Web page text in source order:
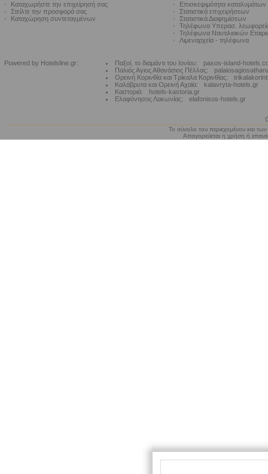
Καταχωρήστε την επιχείρησή σας
Στείλτε την προσφορά σας
Καταχώρηση συντεταγμένων
Επισκεψιμότητα καταλυμάτων
Στατιστικά επιχειρήσεων
Στατιστικά Διαφημίσεων
Τηλέφωνα Υπερασ.
Τηλέφωνα Ναυτιλιακών
Λιμεναρχεία - τηλέφωνα
Powered by Hotelsline.gr: Παξοί, το διαμάντι του Ιονίου:
paxos-island-
Παλιός Αγιος Αθανάσιος Πέλλας:
Ορεινή Κορινθία και Τρίκαλα Κορινθίας:
Καλάβρυτα και Ορεινή Αχαϊα:
kalavryta-hotels.gr
Καστοριά:
hotels-kastoria.gr
Ελαφόνησος Λακωνίας:
elafonisos-hotels.gr
Το σύνολο του περιεχομένου και
Απαγορεύεται η χρήση ή